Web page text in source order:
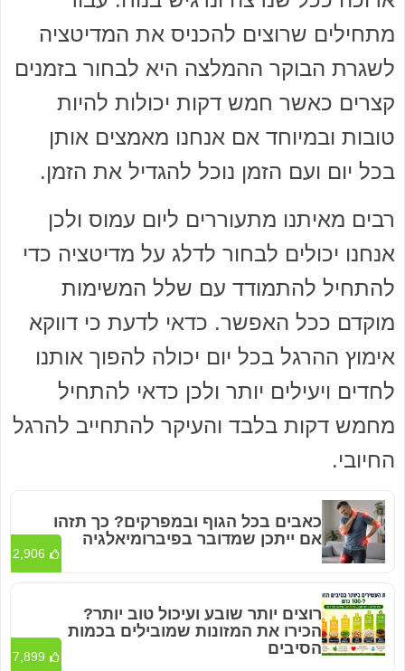
מתחילים שרוצים להכניס את המדיטציה
לשגרת הבוקר ההמלצה היא לבחור בזמנים
קצרים כאשר חמש דקות יכולות להיות
טובות ובמיוחד אם אנחנו מאמצים אותן
בכל יום ועם הזמן נוכל להגדיל את הזמן.
רבים מאיתנו מתעוררים ליום עמוס ולכן
אנחנו יכולים לבחור לדלג על מדיטציה כדי
להתחיל להתמודד עם שלל המשימות
מוקדם ככל האפשר. כדאי לדעת כי דווקא
אימוץ ההרגל בכל יום יכולה להפוך אותנו
לחדים ויעילים יותר ולכן כדאי להתחיל
מחמש דקות בלבד והעיקר להתחייב להרגל
החיובי.
כאבים בכל הגוף ובמפרקים? כך תזהו
אם ייתכן שמדובר בפיברומיאלגיה
2,906
רוצים יותר שובע ועיכול טוב יותר?
הכירו את המזונות שמובילים בכמות
הסיבים
7,899